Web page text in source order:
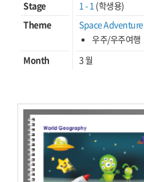
Stage 1 - 1 (학생용)
Theme
Space Adventure
우주/우주여행
Month
3 월